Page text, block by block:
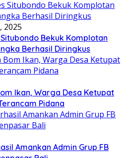
2025
Bekuk Komplotan
Berhasil Diringkus
Ikan, Warga Desa Ketupat
Pidana
Amankan Admin Grup FB